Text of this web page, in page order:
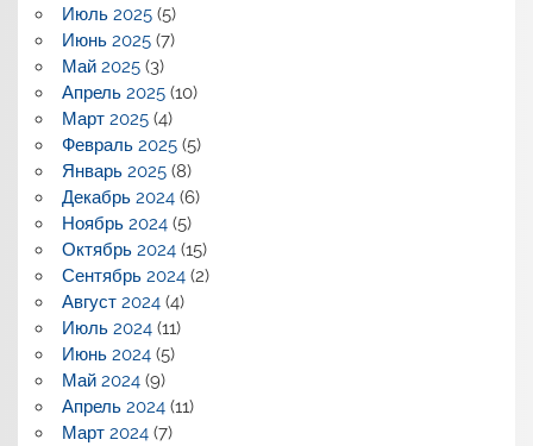
Июль 2025(5)
Июнь 2025(7)
Май 2025(3)
Апрель 2025(10)
Март 2025(4)
Февраль 2025(5)
Январь 2025(8)
Декабрь 2024(6)
Ноябрь 2024(5)
Октябрь 2024(15)
Сентябрь 2024(2)
Август 2024(4)
Июль 2024(11)
Июнь 2024(5)
Май 2024(9)
Апрель 2024(11)
Март 2024(7)